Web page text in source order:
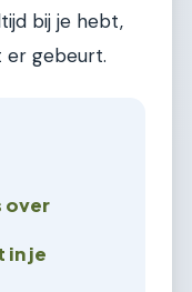
bij je hebt,
er gebeurt.
over
in je